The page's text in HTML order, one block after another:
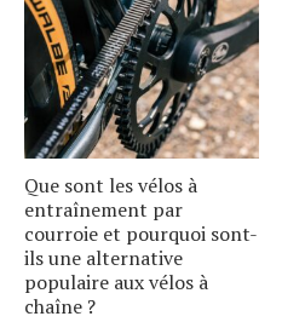
Que sont les vélos à
entraînement par
courroie et pourquoi sont-
ils une alternative
populaire aux vélos à
chaîne ?